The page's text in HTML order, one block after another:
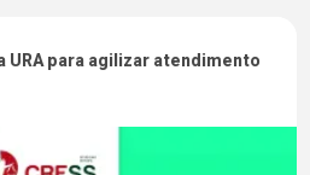
URA para agilizar atendimento